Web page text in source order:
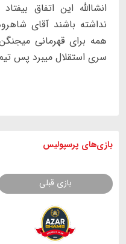
انشاالله این اتفاق
نداشته باشند آقای
همه برای قهرمانی
سری استقلال میبرد پس
بازی های پرسپولیس
بازی قبلی